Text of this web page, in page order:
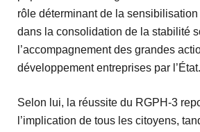
rôle déterminant de la
dans la consolidation de la stabilité
l’accompagnement des grandes
développement entreprises par l’État.
Selon lui, la réussite du RGPH-3
l’implication de tous les citoyens,